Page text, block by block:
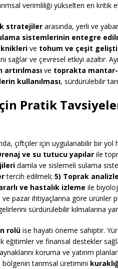
verimliliği yükselten en kritik
stratejiler arasında, yerli ve
sistemlerinin entegre
ve tohum ve çeşit
sağlar ve çevresel etkiyi azaltır.
ve toprakta
kullanılması, sürdürülebilir
Pratik
çiftçiler için uygulanabilir bir yol
ve su tutucu yapılar ile
damla ve sislemeli sulama
tercih edilmeli; 5) Toprak
ve hastalık izleme ile
pazar ihtiyaçlarına göre ürünler
sürdürülebilir kılmalarına
rolü ise hayati öneme sahiptir.
eğitimler ve finansal destekler
koruma ve yatırım
tarımsal üretimini